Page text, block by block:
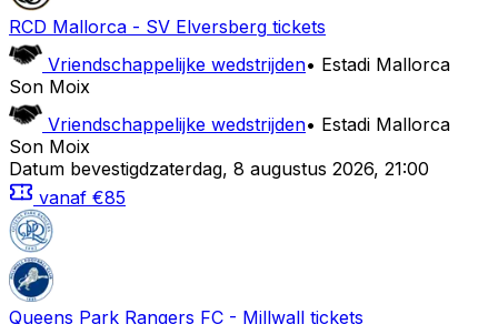
RCD Mallorca - SV Elversberg tickets
Vriendschappelijke wedstrijden• Estadi Mallorca
Son Moix
Vriendschappelijke wedstrijden• Estadi Mallorca
Son Moix
Datum bevestigdzaterdag, 8 augustus 2026, 21:00
vanaf €85
Queens Park Rangers FC - Millwall tickets